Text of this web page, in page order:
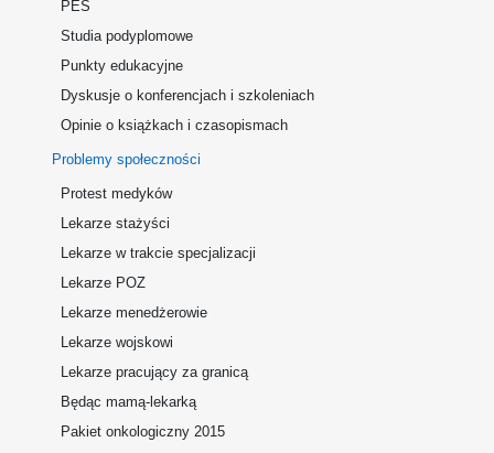
PES
Studia podyplomowe
Punkty edukacyjne
Dyskusje o konferencjach i szkoleniach
Opinie o książkach i czasopismach
Problemy społeczności
Protest medyków
Lekarze stażyści
Lekarze w trakcie specjalizacji
Lekarze POZ
Lekarze menedżerowie
Lekarze wojskowi
Lekarze pracujący za granicą
Będąc mamą-lekarką
Pakiet onkologiczny 2015